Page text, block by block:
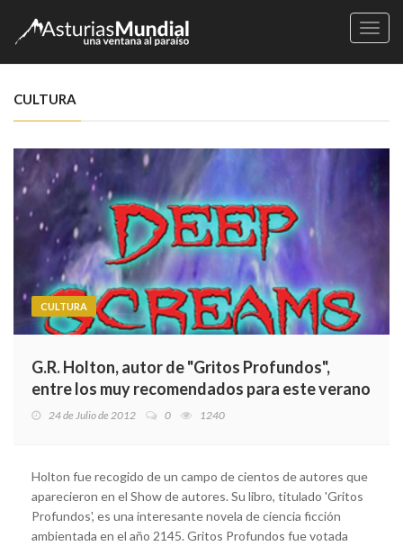
CULTURA
CULTURA
G.R. Holton, autor de "Gritos Profundos",
entre los muy recomendados para este verano
24 de Julio de 2012 0 1240
Holton fue recogido de un campo de cientos de autores que
aparecieron en el Show de autores. Su libro, titulado 'Gritos
Profundos', es una interesante novela de ciencia ficción
ambientada en el año 2145. Gritos Profundos fue votada